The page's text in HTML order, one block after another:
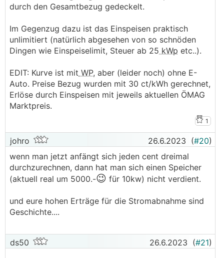
durch den Gesamtbezug gedeckelt.
Im Gegenzug dazu ist das Einspeisen praktisch
unlimitiert (natürlich abgesehen von so schnöden
Dingen wie Einspeiselimit, Steuer ab 25 kWp etc..).
EDIT: Kurve ist mit WP, aber (leider noch) ohne E-
Auto. Preise Bezug wurden mit 30 ct/kWh gerechnet,
Erlöse durch Einspeisen mit jeweils aktuellen ÖMAG
Marktpreis.
1
johro 26.6.2023 (#20)
wenn man jetzt anfängt sich jeden cent dreimal
durchzurechnen, dann hat man sich einen Speicher
(aktuell real um 5000.-😉 für 10kw) nicht verdient.
und eure hohen Erträge für die Stromabnahme sind
Geschichte....
ds50 26.6.2023 (#21)